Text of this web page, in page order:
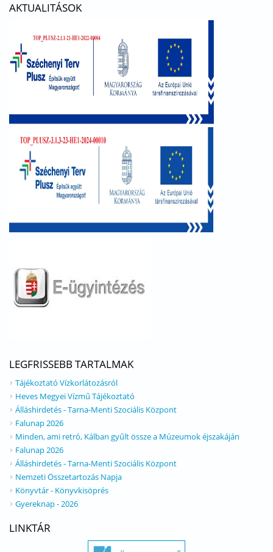
AKTUALITÁSOK
LEGFRISSEBB TARTALMAK
Tájékoztató Vízkorlátozásról
Heves Megyei Vízmű Tájékoztató
Álláshirdetés - Tarna-Menti Szociális Központ
Falunap 2026
Minden, ami retró, Kálban gyűlt össze a Múzeumok éjszakáján
Falunap 2026
Álláshirdetés - Tarna-Menti Szociális Központ
Nemzeti Összetartozás Napja
Könyvtár - Könyvkisöprés
Gyereknap - 2026
LINKTÁR